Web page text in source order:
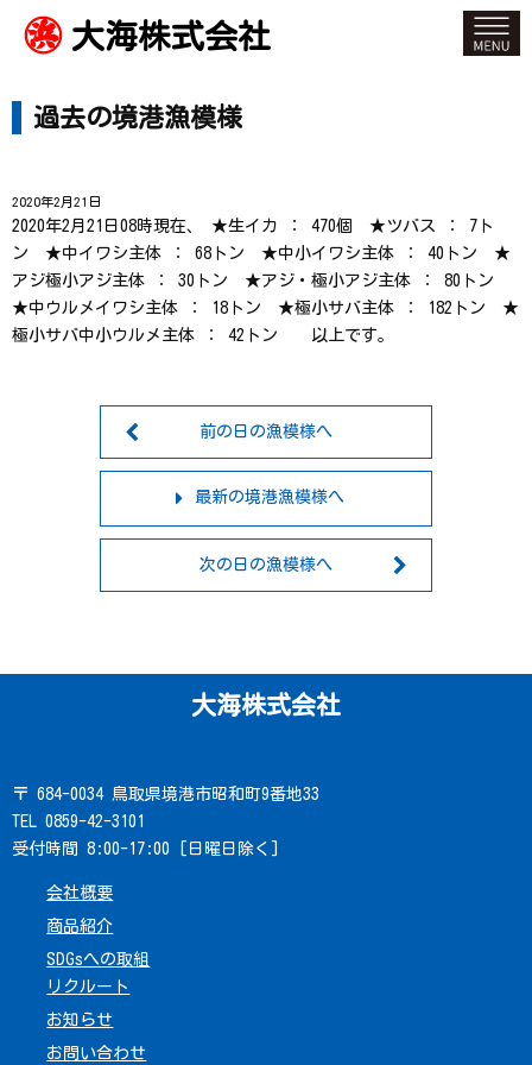
大海株式会社
過去の境港漁模様
2020年2月21日
2020年2月21日08時現在、 ★生イカ ： 470個 ★ツバス ： 7ト
ン ★中イワシ主体 ： 68トン ★中小イワシ主体 ： 40トン ★
アジ極小アジ主体 ： 30トン ★アジ・極小アジ主体 ： 80トン
★中ウルメイワシ主体 ： 18トン ★極小サバ主体 ： 182トン ★
極小サバ中小ウルメ主体 ： 42トン 以上です。
前の日の漁模様へ
最新の境港漁模様へ
次の日の漁模様へ
大海株式会社
〒 684-0034 鳥取県境港市昭和町9番地33
TEL 0859-42-3101
受付時間 8:00-17:00 [日曜日除く]
会社概要
商品紹介
SDGsへの取組
リクルート
お知らせ
お問い合わせ